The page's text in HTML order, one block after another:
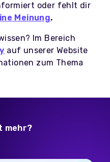
oder fehlt dir
Meinung.
Im Bereich
auf unserer Website
zum Thema
mehr?